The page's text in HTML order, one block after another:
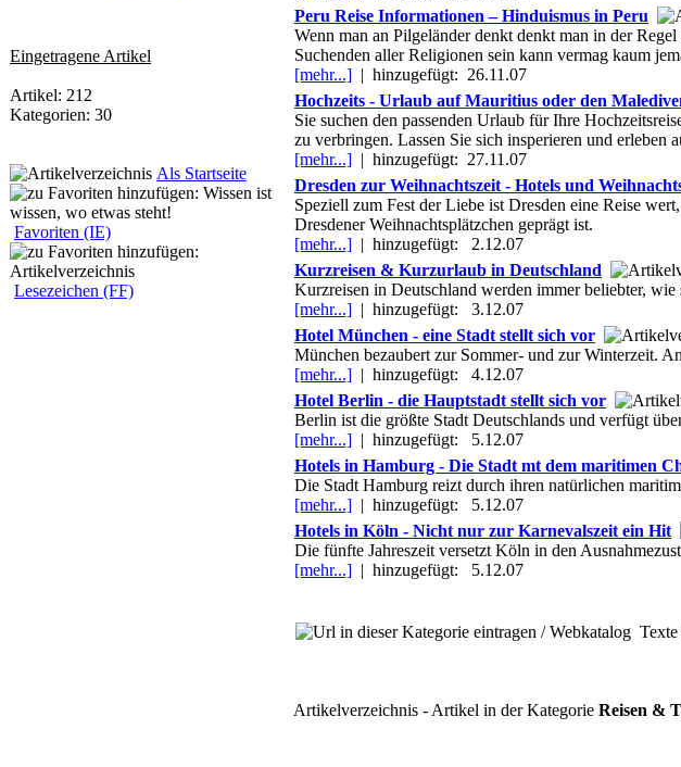
Eingetragene Artikel
Artikel: 212
Kategorien: 30
Als Startseite
Favoriten (IE)
Lesezeichen (FF)
Peru Reise Informationen – Hinduismus in Peru
Wenn man an Pilgeländer denkt denkt man in der
Suchenden aller Religionen sein kann vermag kaum
[mehr...] | hinzugefügt: 26.11.07
Hochzeits - Urlaub auf Mauritius oder den
Sie suchen den passenden Urlaub für Ihre
zu verbringen. Lassen Sie sich insperieren und erleben
[mehr...] | hinzugefügt: 27.11.07
Dresden zur Weihnachtszeit - Hotels und
Speziell zum Fest der Liebe ist Dresden eine Reise
Dresdener Weihnachtsplätzchen geprägt ist.
[mehr...] | hinzugefügt: 2.12.07
Kurzreisen & Kurzurlaub in Deutschland
Kurzreisen in Deutschland werden immer beliebter,
[mehr...] | hinzugefügt: 3.12.07
Hotel München - eine Stadt stellt sich vor
München bezaubert zur Sommer- und zur Winterzeit.
[mehr...] | hinzugefügt: 4.12.07
Hotel Berlin - die Hauptstadt stellt sich vor
Berlin ist die größte Stadt Deutschlands und verfügt
[mehr...] | hinzugefügt: 5.12.07
Hotels in Hamburg - Die Stadt mt dem maritimen
Die Stadt Hamburg reizt durch ihren natürlichen
[mehr...] | hinzugefügt: 5.12.07
Hotels in Köln - Nicht nur zur Karnevalszeit ein Hit
Die fünfte Jahreszeit versetzt Köln in den
[mehr...] | hinzugefügt: 5.12.07
Artikelverzeichnis - Artikel in der Kategorie Reisen &